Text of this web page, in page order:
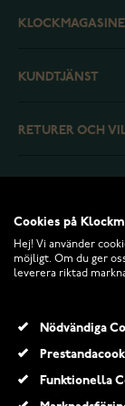
KUNDTJÄNST
RETURER OCH
Cookies på
Hej! Vi använder
möjligt. Om du ger
leverera riktad
Nödvändiga
Funktionella